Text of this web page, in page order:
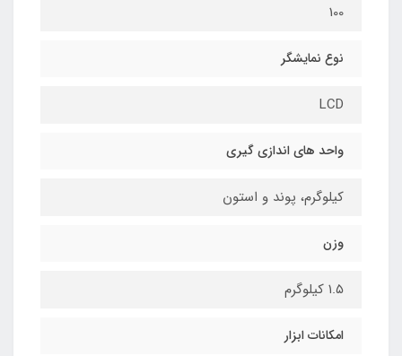
100
نوع نمایشگر
LCD
واحد های اندازی گیری
کیلوگرم، پوند و استون
وزن
۱.۵ کیلوگرم
امکانات ابزار